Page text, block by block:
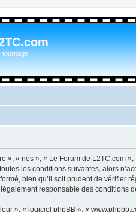
tournage
« nos », « Le Forum de L2TC.com
les conditions suivantes, alors
bien qu’il soit prudent de vérifier
responsable des conditions
», « logiciel phpBB », «